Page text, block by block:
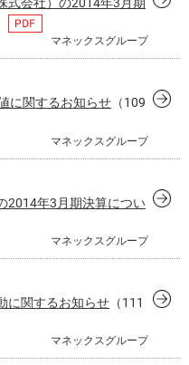
マネックスグループ
に関するお知らせ （109
マネックスグループ
2014年3月期決算につい
マネックスグループ
に関するお知らせ （111
マネックスグループ